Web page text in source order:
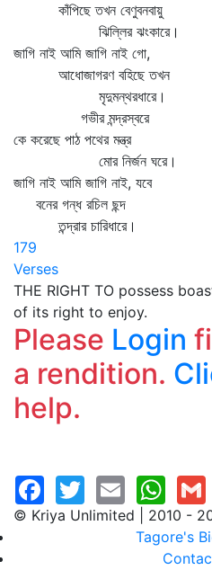
কাঁপিছে তখন বেণুবনবায়ু
ঝিল্লির ঝংকারে।
জাগি নাই আমি জাগি নাই গো,
আধোজাগরণ বহিছে তখন
মৃদুমন্থরধারে।
গভীর মন্দ্রস্বরে
কে করেছে পাঠ পথের মন্ত্র
মোর নির্জন ঘরে।
জাগি নাই আমি জাগি নাই, যবে
বনের গন্ধ রচিল ছন্দ
তন্দ্রার চারিধারে।
179
Verses
THE RIGHT TO possess
of its right to enjoy.
Please Login
a rendition.
help.
© Kriya Unlimited | 2010 -
Tagore's